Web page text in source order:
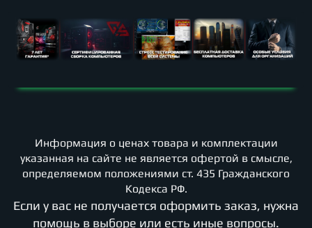
Информация о ценах товара и комплектации
указанная на сайте не является офертой в смысле,
определяемом положениями ст. 435 Гражданского
Кодекса РФ.
Если у вас не получается оформить заказ, нужна
помощь в выборе или есть иные вопросы.